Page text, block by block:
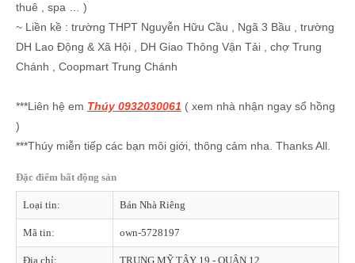
thuê , spa … )
~ Liền kề : trường THPT Nguyễn Hữu Cầu , Ngã 3 Bầu , trường
DH Lao Động & Xã Hội , DH Giao Thông Vận Tải , chợ Trung
Chánh , Coopmart Trung Chánh
***Liên hệ em Thúy 0932030061 ( xem nhà nhận ngay sổ hồng
)
***Thúy miễn tiếp các bạn môi giới, thông cảm nha. Thanks All.
Đặc điểm bất động sản
Loại tin: Bán Nhà Riêng
Mã tin: own-5728197
Địa chỉ: TRUNG MỸ TÂY 19 - QUẬN 12